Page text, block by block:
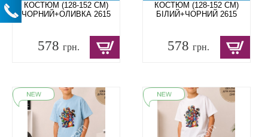
КОСТЮМ (128-152 СМ)
ЧОРНИЙ+ОЛИВКА 2615
578 грн.
КОСТЮМ (128-152 СМ)
БІЛИЙ+ЧОРНИЙ 2615
578грн.